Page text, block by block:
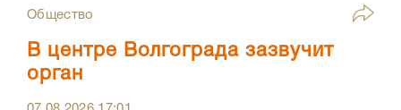
Общество
В центре Волгограда зазвучит
орган